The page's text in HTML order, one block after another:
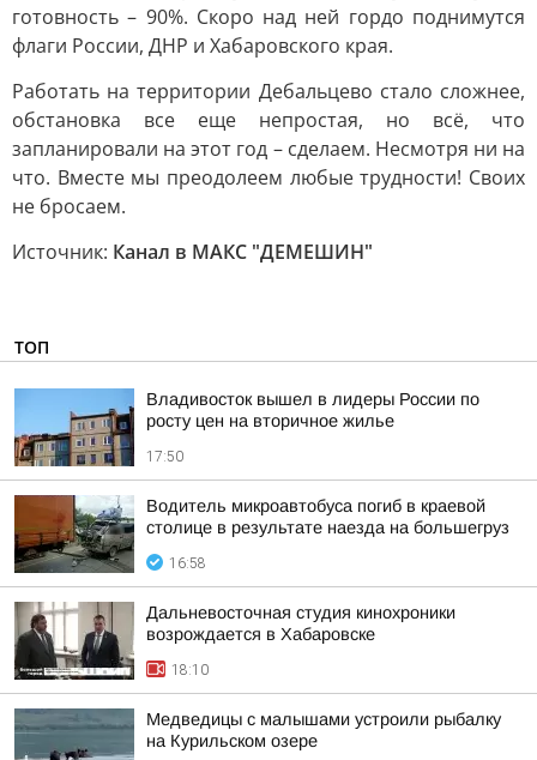
готовность – 90%. Скоро над ней гордо поднимутся
флаги России, ДНР и Хабаровского края.
Работать на территории Дебальцево стало сложнее,
обстановка все еще непростая, но всё, что
запланировали на этот год – сделаем. Несмотря ни на
что. Вместе мы преодолеем любые трудности! Своих
не бросаем.
Источник: Канал в МАКС "ДЕМЕШИН"
ТОП
Владивосток вышел в лидеры России по
росту цен на вторичное жилье
17:50
Водитель микроавтобуса погиб в краевой
столице в результате наезда на большегруз
16:58
Дальневосточная студия кинохроники
возрождается в Хабаровске
18:10
Медведицы с малышами устроили рыбалку
на Курильском озере